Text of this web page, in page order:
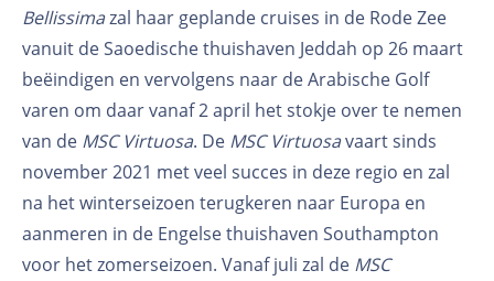
Bellissimazal haar geplande cruises in de Rode Zee
vanuit de Saoedische thuishaven Jeddah op 26 maart
beëindigen en vervolgens naar de Arabische Golf
varen om daar vanaf 2 april het stokje over te nemen
van de MSC Virtuosa. De MSC Virtuosavaart sinds
november 2021 met veel succes in deze regio en zal
na het winterseizoen terugkeren naar Europa en
aanmeren in de Engelse thuishaven Southampton
voor het zomerseizoen. Vanaf juli zal de MSC